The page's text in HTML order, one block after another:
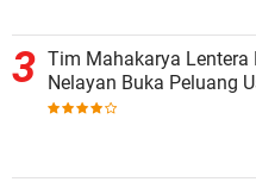
Tim Mahakarya Lentera
Nelayan Buka Peluang